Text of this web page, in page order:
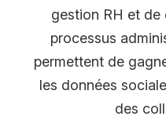
gestion RH et de
processus
permettent de
les données
des